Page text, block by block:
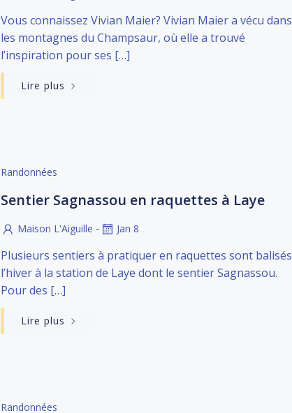
Vous connaissez Vivian Maier? Vivian Maier a vécu dans
les montagnes du Champsaur, où elle a trouvé
l’inspiration pour ses […]
Lire plus
Randonnées
Sentier Sagnassou en raquettes à Laye
Maison L'Aiguille - Jan 8
Plusieurs sentiers à pratiquer en raquettes sont balisés
l’hiver à la station de Laye dont le sentier Sagnassou.
Pour des […]
Lire plus
Randonnées